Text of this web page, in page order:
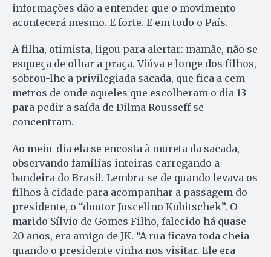
informações dão a entender que o movimento
acontecerá mesmo. E forte. E em todo o País.
A filha, otimista, ligou para alertar: mamãe, não se
esqueça de olhar a praça. Viúva e longe dos filhos,
sobrou-lhe a privilegiada sacada, que fica a cem
metros de onde aqueles que escolheram o dia 13
para pedir a saída de Dilma Rousseff se
concentram.
Ao meio-dia ela se encosta à mureta da sacada,
observando famílias inteiras carregando a
bandeira do Brasil. Lembra-se de quando levava os
filhos à cidade para acompanhar a passagem do
presidente, o “doutor Juscelino Kubitschek”. O
marido Sílvio de Gomes Filho, falecido há quase
20 anos, era amigo de JK. “A rua ficava toda cheia
quando o presidente vinha nos visitar. Ele era